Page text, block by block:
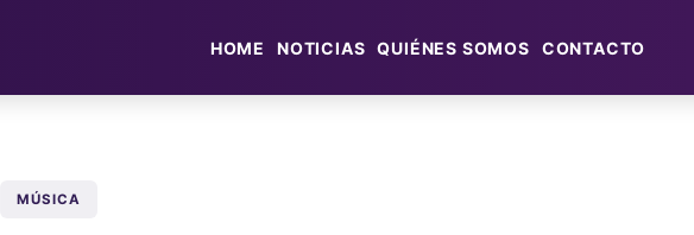
HOME NOTICIAS QUIÉNES SOMOS CONTACTO
MÚSICA